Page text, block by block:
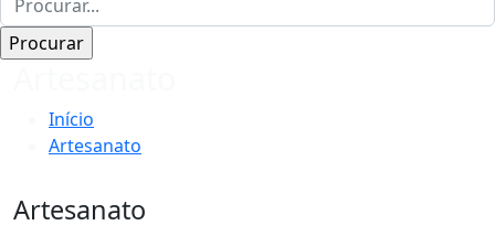
Início
Artesanato
Artesanato